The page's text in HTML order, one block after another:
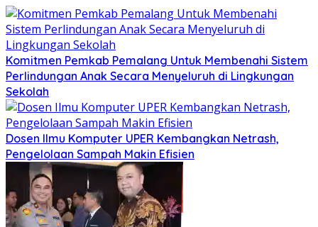
Komitmen Pemkab Pemalang Untuk Membenahi Sistem
Perlindungan Anak Secara Menyeluruh di Lingkungan
Sekolah
Dosen Ilmu Komputer UPER Kembangkan Netrash,
Pengelolaan Sampah Makin Efisien